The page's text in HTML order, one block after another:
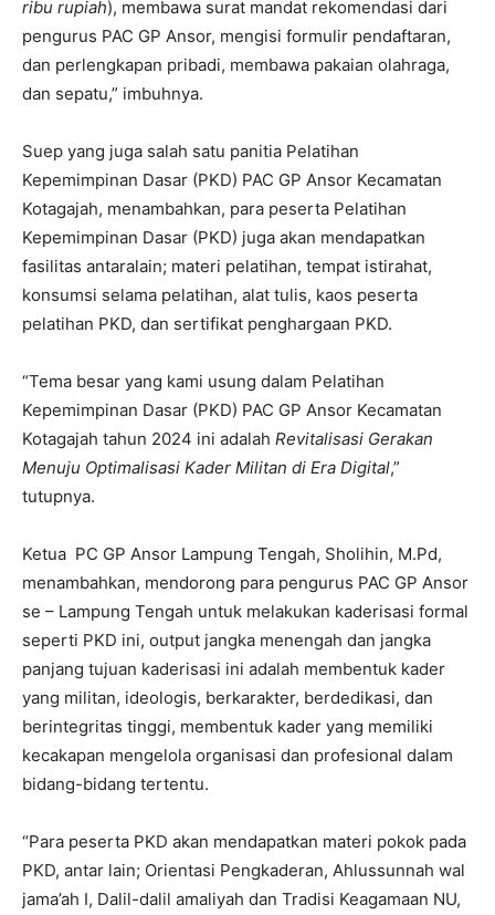
ribu rupiah), membawa surat mandat rekomendasi dari
pengurus PAC GP Ansor, mengisi formulir pendaftaran,
dan perlengkapan pribadi, membawa pakaian olahraga,
dan sepatu,” imbuhnya.
Suep yang juga salah satu panitia Pelatihan
Kepemimpinan Dasar (PKD) PAC GP Ansor Kecamatan
Kotagajah, menambahkan, para peserta Pelatihan
Kepemimpinan Dasar (PKD) juga akan mendapatkan
fasilitas antaralain; materi pelatihan, tempat istirahat,
konsumsi selama pelatihan, alat tulis, kaos peserta
pelatihan PKD, dan sertifikat penghargaan PKD.
“Tema besar yang kami usung dalam Pelatihan
Kepemimpinan Dasar (PKD) PAC GP Ansor Kecamatan
Kotagajah tahun 2024 ini adalah Revitalisasi Gerakan
Menuju Optimalisasi Kader Militan di Era Digital,”
tutupnya.
Ketua PC GP Ansor Lampung Tengah, Sholihin, M.Pd,
menambahkan, mendorong para pengurus PAC GP Ansor
se – Lampung Tengah untuk melakukan kaderisasi formal
seperti PKD ini, output jangka menengah dan jangka
panjang tujuan kaderisasi ini adalah membentuk kader
yang militan, ideologis, berkarakter, berdedikasi, dan
berintegritas tinggi, membentuk kader yang memiliki
kecakapan mengelola organisasi dan profesional dalam
bidang-bidang tertentu.
“Para peserta PKD akan mendapatkan materi pokok pada
PKD, antar lain; Orientasi Pengkaderan, Ahlussunnah wal
jama’ah I, Dalil-dalil amaliyah dan Tradisi Keagamaan NU,